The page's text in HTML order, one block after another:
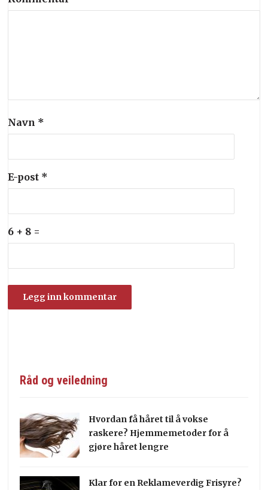
Navn *
E-post *
6 + 8 =
Råd og veiledning
Hvordan få håret til å vokse
raskere? Hjemmemetoder for å
gjøre håret lengre
Klar for en Reklameverdig Frisyre?